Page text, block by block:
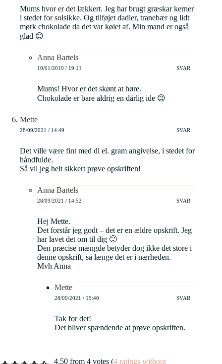
Mums hvor er det lækkert. Jeg har brugt græskar kerner
i stedet for solsikke. Og tilføjet dadler, tranebær og lidt
mørk chokolade da det var kølet af. Min mand er også
glad 😊
Anna Bartels
10/01/2019 / 19:11 SVAR
Mums! Hvor er det skønt at høre.
Chokolade er bare aldrig en dårlig ide 😉
Mette
28/09/2021 / 14:49 SVAR
Det ville være fint med dl el. gram angivelse, i stedet for
håndfulde.
Så vil jeg helt sikkert prøve opskriften!
Anna Bartels
28/09/2021 / 14:52 SVAR
Hej Mette.
Det forstår jeg godt – det er en ældre opskrift. Jeg
har lavet det om til dig 🙂
Den præcise mængde betyder dog ikke det store i
denne opskrift, så længe det er i nærheden.
Mvh Anna
Mette
28/09/2021 / 15:40 SVAR
Tak for det!
Det bliver spændende at prøve opskriften.
4.50 from 4 votes (4 ratings without